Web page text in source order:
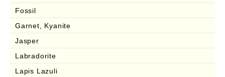
Fossil
Garnet, Kyanite
Jasper
Labradorite
Lapis Lazuli